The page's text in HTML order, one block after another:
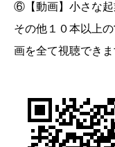
⑥【動画】小さな起
その他１０本以上
画を全て視聴できま